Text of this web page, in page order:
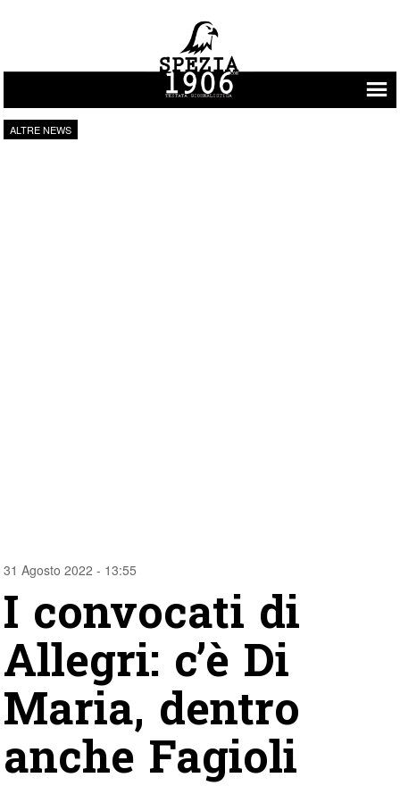
Vai al contenuto
ALTRE NEWS
31 Agosto 2022 - 13:55
I convocati di
Allegri: c’è Di
Maria, dentro
anche Fagioli